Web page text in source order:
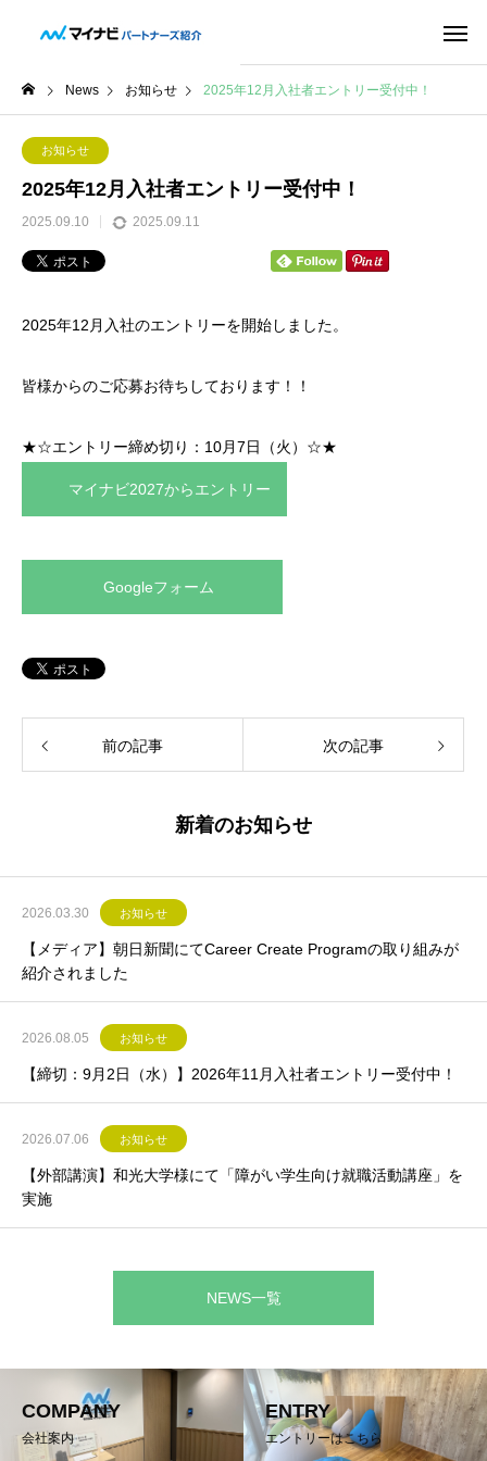
News お知らせ 2025年12月入社者エントリー受付中！
お知らせ
2025年12月入社者エントリー受付中！
2025.09.10 2025.09.11
2025年12月入社のエントリーを開始しました。
皆様からのご応募お待ちしております！！
★☆エントリー締め切り：10月7日（火）☆★
マイナビ2027からエントリー
Googleフォーム
前の記事 次の記事
新着のお知らせ
2026.03.30 お知らせ
【メディア】朝日新聞にてCareer Create Programの取り組みが
紹介されました
2026.08.05 お知らせ
【締切：9月2日（水）】2026年11月入社者エントリー受付中！
2026.07.06 お知らせ
【外部講演】和光大学様にて「障がい学生向け就職活動講座」を
実施
NEWS一覧
COMPANY
会社案内
ENTRY
エントリーはこちら